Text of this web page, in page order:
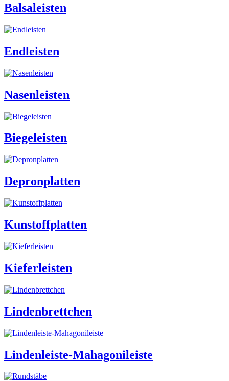
Balsaleisten
Endleisten
Nasenleisten
Biegeleisten
Depronplatten
Kunstoffplatten
Kieferleisten
Lindenbrettchen
Lindenleiste-Mahagonileiste